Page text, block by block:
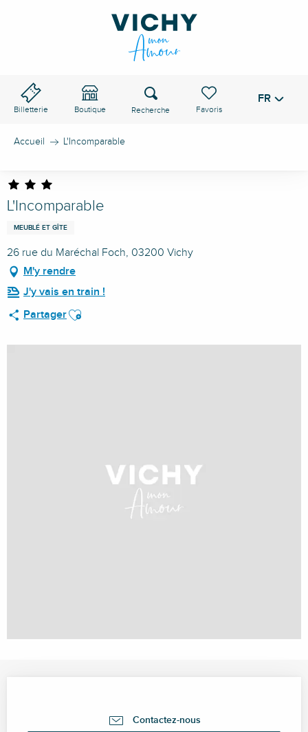
Billetterie Boutique
Voir les favoris
Recherche FR
Accueil L'Incomparable
L'Incomparable
MEUBLÉ ET GÎTE
26 rue du Maréchal Foch, 03200 Vichy
M'y rendre
J'y vais en train !
PartagerAjouter aux favoris
Contactez-nous